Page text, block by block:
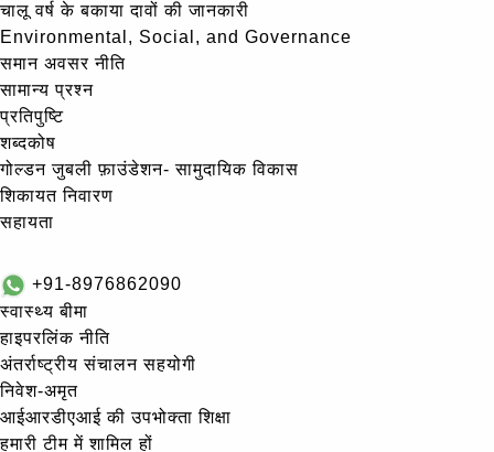
चालू वर्ष के बकाया दावों की जानकारी
Environmental, Social, and Governance
समान अवसर नीति
सामान्य प्रश्न
प्रतिपुष्टि
शब्दकोष
गोल्‍डन जुबली फ़ाउंडेशन- सामुदायिक विकास
शिकायत निवारण
सहायता
+91-8976862090
स्वास्थ्य बीमा
हाइपरलिंक नीति
अंतर्राष्ट्रीय संचालन सहयोगी
निवेश-अमृत
आईआरडीएआई की उपभोक्ता शिक्षा
हमारी टीम में शामिल हों